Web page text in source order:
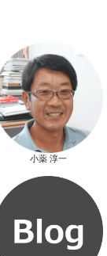
完成見学会開催
ペーン
小薬 淳一